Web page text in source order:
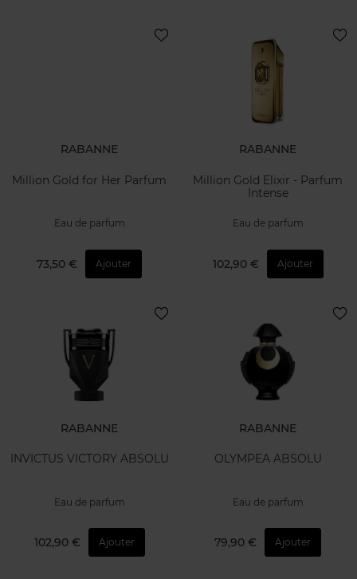
RABANNE
Million Gold for Her Parfum
Eau de parfum
73,50 € Ajouter
RABANNE
Million Gold Elixir - Parfum
Intense
Eau de parfum
102,90 € Ajouter
RABANNE
INVICTUS VICTORY ABSOLU
Eau de parfum
102,90 € Ajouter
RABANNE
OLYMPEA ABSOLU
Eau de parfum
79,90 € Ajouter